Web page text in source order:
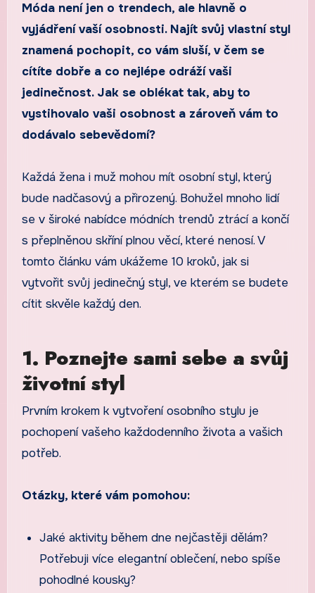
Móda není jen o trendech, ale hlavně o
vyjádření vaší osobnosti. Najít svůj vlastní styl
znamená pochopit, co vám sluší, v čem se
cítíte dobře a co nejlépe odráží vaši
jedinečnost. Jak se oblékat tak, aby to
vystihovalo vaši osobnost a zároveň vám to
dodávalo sebevědomí?
Každá žena i muž mohou mít osobní styl, který
bude nadčasový a přirozený. Bohužel mnoho lidí
se v široké nabídce módních trendů ztrácí a končí
s přeplněnou skříní plnou věcí, které nenosí. V
tomto článku vám ukážeme 10 kroků, jak si
vytvořit svůj jedinečný styl, ve kterém se budete
cítit skvěle každý den.
1. Poznejte sami sebe a svůj
životní styl
Prvním krokem k vytvoření osobního stylu je
pochopení vašeho každodenního života a vašich
potřeb.
Otázky, které vám pomohou:
Jaké aktivity během dne nejčastěji dělám?
Potřebuji více elegantní oblečení, nebo spíše
pohodlné kousky?